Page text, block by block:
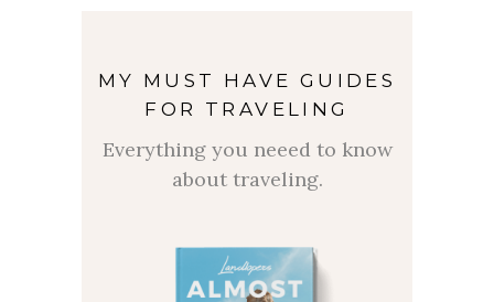
MY MUST HAVE GUIDES
FOR TRAVELING
Everything you neeed to know
about traveling.